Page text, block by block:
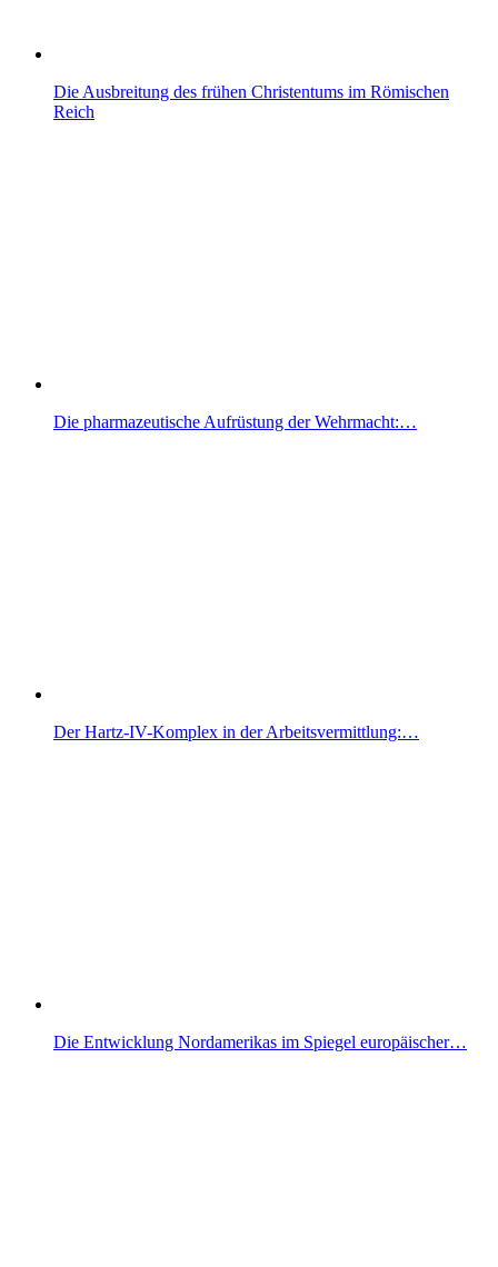
Die Ausbreitung des frühen Christentums im Römischen
Reich
Die pharmazeutische Aufrüstung der Wehrmacht:…
Der Hartz-IV-Komplex in der Arbeitsvermittlung:…
Die Entwicklung Nordamerikas im Spiegel europäischer…